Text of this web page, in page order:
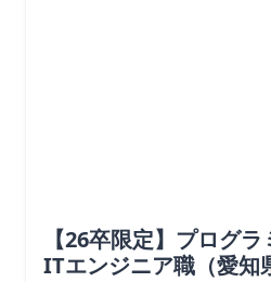
【26卒限定】プログ
ITエンジニア職（愛知